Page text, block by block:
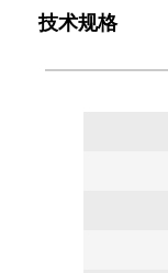
技术规格